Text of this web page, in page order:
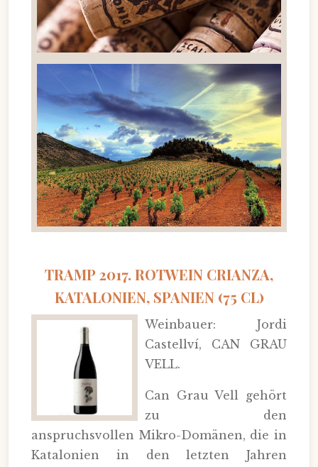
TRAMP 2017. ROTWEIN CRIANZA,
KATALONIEN, SPANIEN (75 CL)
Weinbauer: Jordi
Castellví, CAN GRAU
VELL.
Can Grau Vell gehört
zu den
anspruchsvollen Mikro-Domänen, die in
Katalonien in den letzten Jahren